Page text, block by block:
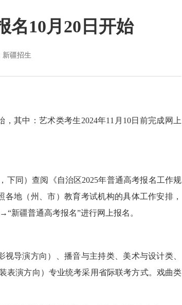
名10月20日开始
新疆招生
其中：艺术类考生2024年11月10日前完成网上
同）查阅《自治区2025年普通高考报名工作规
地（州、市）教育考试机构的具体工作安排，
新疆普通高考报名”进行网上报名。
导演方向）、播音与主持类、美术与设计类、
表演方向）专业统考采用省际联考方式。戏曲类